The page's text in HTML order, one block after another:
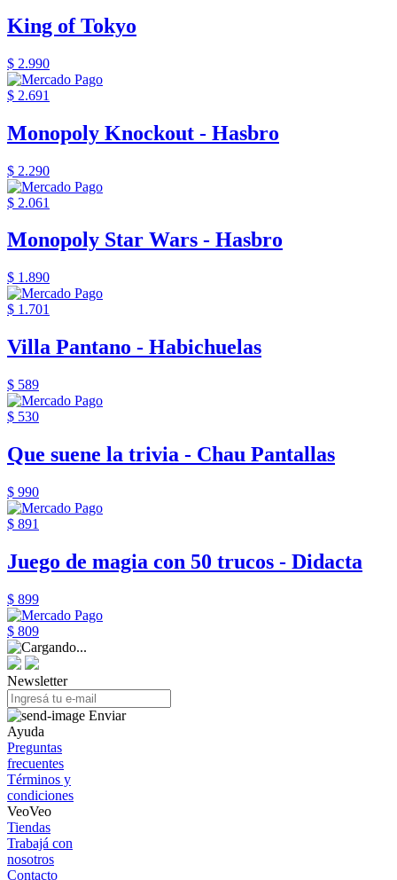
King of Tokyo
$ 2.990
$ 2.691
Monopoly Knockout - Hasbro
$ 2.290
$ 2.061
Monopoly Star Wars - Hasbro
$ 1.890
$ 1.701
Villa Pantano - Habichuelas
$ 589
$ 530
Que suene la trivia - Chau Pantallas
$ 990
$ 891
Juego de magia con 50 trucos - Didacta
$ 899
$ 809
Newsletter
Enviar
Ayuda
Preguntas
frecuentes
Términos y
condiciones
VeoVeo
Tiendas
Trabajá con
nosotros
Contacto